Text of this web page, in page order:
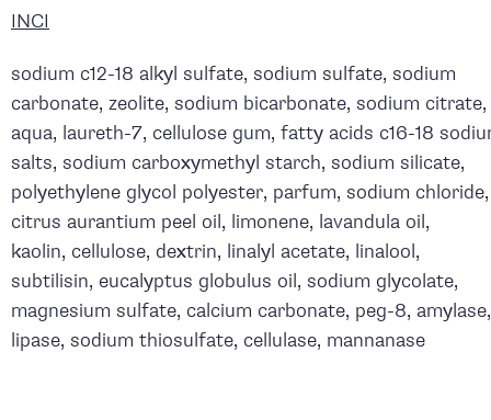
INCI
sodium c12-18 alkyl sulfate, sodium sulfate, sodium
carbonate, zeolite, sodium bicarbonate, sodium citrate,
aqua, laureth-7, cellulose gum, fatty acids c16-18
salts, sodium carboxymethyl starch, sodium silicate,
polyethylene glycol polyester, parfum, sodium chloride,
citrus aurantium peel oil, limonene, lavandula oil,
kaolin, cellulose, dextrin, linalyl acetate, linalool,
subtilisin, eucalyptus globulus oil, sodium glycolate,
magnesium sulfate, calcium carbonate, peg-8, amylase,
lipase, sodium thiosulfate, cellulase, mannanase